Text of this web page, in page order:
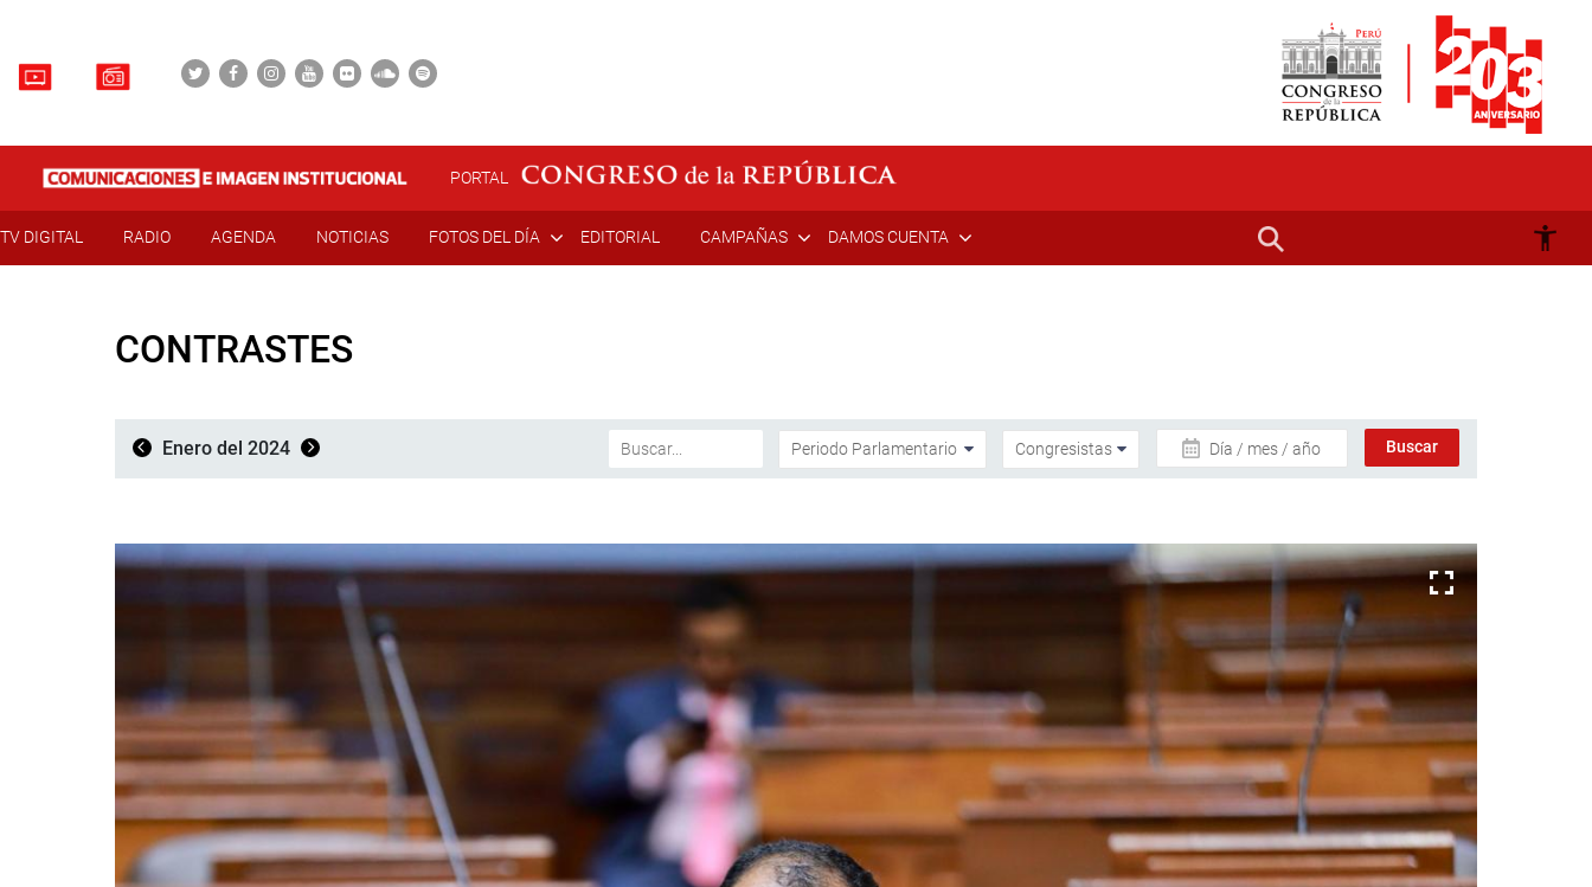
PORTAL
TV DIGITAL RADIO AGENDA NOTICIAS FOTOS DEL DÍA EDITORIAL CAMPAÑAS DAMOS CUENTA
CONTRASTES
Enero del 2024 Día / mes / año